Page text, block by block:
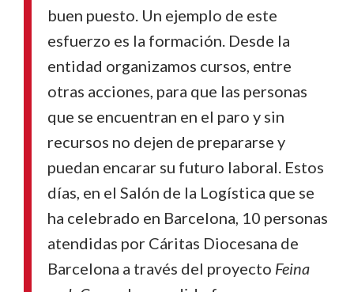
buen puesto. Un ejemplo de este
esfuerzo es la formación. Desde la
entidad organizamos cursos, entre
otras acciones, para que las personas
que se encuentran en el paro y sin
recursos no dejen de prepararse y
puedan encarar su futuro laboral. Estos
días, en el Salón de la Logística que se
ha celebrado en Barcelona, 10 personas
atendidas por Cáritas Diocesana de
Barcelona a través del proyecto Feina